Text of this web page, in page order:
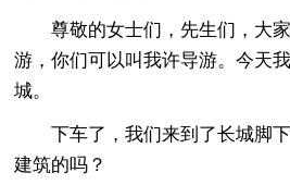
尊敬的女士们，先生们，大家
游，你们可以叫我许导游。今天
城。
下车了，我们来到了长城脚下
建筑的吗？